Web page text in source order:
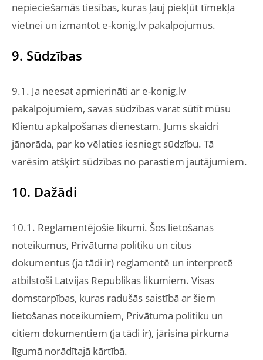
nepieciešamās tiesības, kuras ļauj piekļūt tīmekļa
vietnei un izmantot e-konig.lv pakalpojumus.
9. Sūdzības
9.1. Ja neesat apmierināti ar e-konig.lv
pakalpojumiem, savas sūdzības varat sūtīt mūsu
Klientu apkalpošanas dienestam. Jums skaidri
jānorāda, par ko vēlaties iesniegt sūdzību. Tā
varēsim atšķirt sūdzības no parastiem jautājumiem.
10. Dažādi
10.1. Reglamentējošie likumi. Šos lietošanas
noteikumus, Privātuma politiku un citus
dokumentus (ja tādi ir) reglamentē un interpretē
atbilstoši Latvijas Republikas likumiem. Visas
domstarpības, kuras radušās saistībā ar šiem
lietošanas noteikumiem, Privātuma politiku un
citiem dokumentiem (ja tādi ir), jārisina pirkuma
līgumā norādītajā kārtībā.